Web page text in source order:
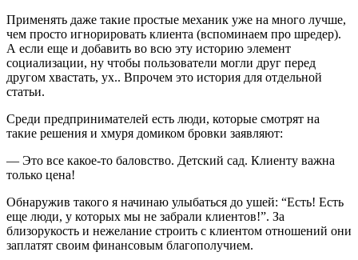
Применять даже такие простые механик уже на много лучше,
чем просто игнорировать клиента (вспоминаем про шредер).
А если еще и добавить во всю эту историю элемент
социализации, ну чтобы пользователи могли друг перед
другом хвастать, ух.. Впрочем это история для отдельной
статьи.
Среди предпринимателей есть люди, которые смотрят на
такие решения и хмуря домиком бровки заявляют:
— Это все какое-то баловство. Детский сад. Клиенту важна
только цена!
Обнаружив такого я начинаю улыбаться до ушей: “Есть! Есть
еще люди, у которых мы не забрали клиентов!”. За
близорукость и нежелание строить с клиентом отношений они
заплатят своим финансовым благополучием.